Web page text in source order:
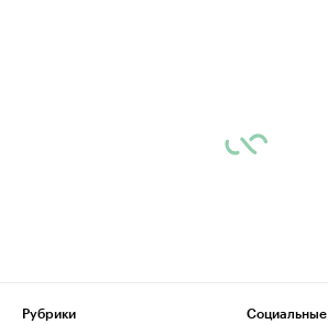
Рубрики
Социальные